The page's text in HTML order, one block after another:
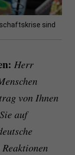
sind
Herr
von Ihnen
auf